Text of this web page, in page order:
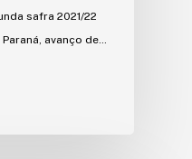
safra 2021/22
avanço de…